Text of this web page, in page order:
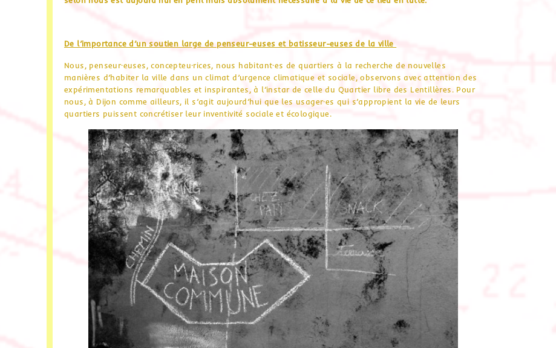
De l’importance d’un soutien large de penseur-euses et batisseur-euses de la ville
Nous, penseur·euses, concepteu·rices, nous habitant·es de quartiers à la recherche de nouvelles
manières d’habiter la ville dans un climat d’urgence climatique et sociale, observons avec attention des
expérimentations remarquables et inspirantes, à l’instar de celle du Quartier libre des Lentillères. Pour
nous, à Dijon comme ailleurs, il s’agit aujourd’hui que les usager·es qui s’appropient la vie de leurs
quartiers puissent concrétiser leur inventivité sociale et écologique.